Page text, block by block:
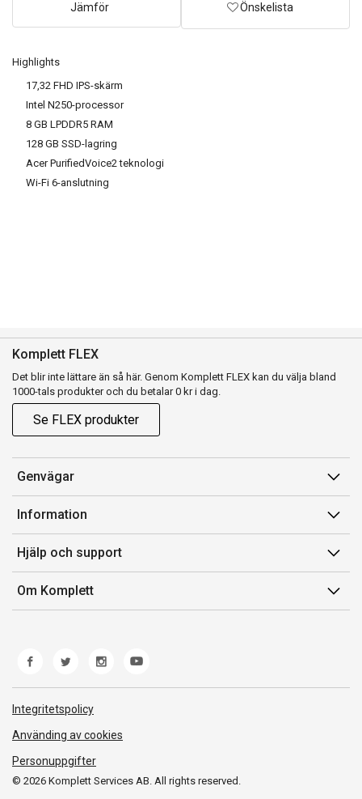
Highlights
17,32 FHD IPS-skärm
Intel N250-processor
8 GB LPDDR5 RAM
128 GB SSD-lagring
Acer PurifiedVoice2 teknologi
Wi-Fi 6-anslutning
Jämför Önskelista
Komplett FLEX
Det blir inte lättare än så här. Genom Komplett FLEX kan du välja bland
1000-tals produkter och du betalar 0 kr i dag.
Se FLEX produkter
Genvägar
Konto
Orderhistorik
Presentkort
Komplett Club
Information
Försäljningsvillkor
Medlemsvillkor for Komplett Club
Lediga tjänster
Hjälp och support
Kontakta oss
Kundservice
Produkthjälp och retur
Felsökning och guider
Frakt och leverans
Om Komplett
© 2026 Komplett Services AB. All rights reserved.
Integritetspolicy
Använding av cookies
Personuppgifter